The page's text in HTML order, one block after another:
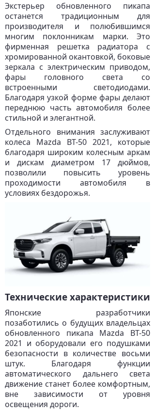
Экстерьер обновленного пикапа
останется традиционным для
производителя и полюбившимся
многим поклонникам марки. Это
фирменная решетка радиатора с
хромированной окантовкой, боковые
зеркала с электрическим приводом,
фары головного света со
встроенными светодиодами.
Благодаря узкой форме фары делают
переднюю часть автомобиля более
стильной и элегантной.
Отдельного внимания заслуживают
колеса Mazda BT-50 2021, которые
благодаря широким колесным аркам
и дискам диаметром 17 дюймов,
позволили повысить уровень
проходимости автомобиля в
условиях бездорожья.
Технические характеристики
Японские разработчики
позаботились о будущих владельцах
обновленного пикапа Mazda BT-50
2021 и оборудовали его подушками
безопасности в количестве восьми
штук. Благодаря функции
автоматического дальнего света
движение станет более комфортным,
вне зависимости от уровня
освещения дороги.